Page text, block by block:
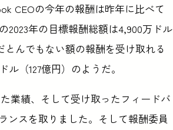
CEOの今年の報酬は昨年に比べて
2023年の目標報酬総額は4,900万ドル
とんでもない額の報酬を受け取れる
（127億円）のようだ。
業績、そして受け取ったフィードバ
ンスを取りました。そして報酬委員